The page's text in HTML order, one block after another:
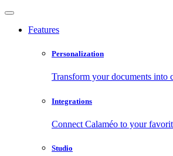
Features
Personalization
Transform your documents into
Integrations
Connect Calaméo to your
Studio